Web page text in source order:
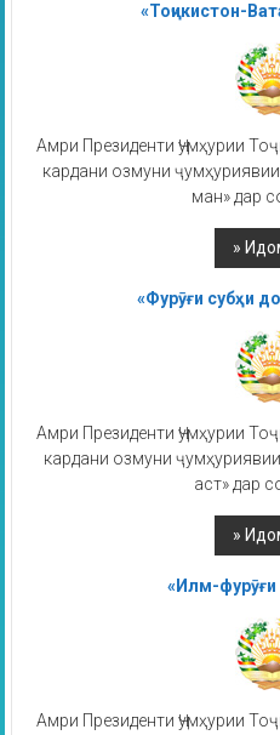
«Тоҷикистон-
Амри Президенти Ҷумҳурии
кардани озмуни
ман» дар
«Фурӯғи субҳи
Амри Президенти Ҷумҳурии
кардани озмуни
аст» дар
«Илм-
Амри Президенти Ҷумҳурии